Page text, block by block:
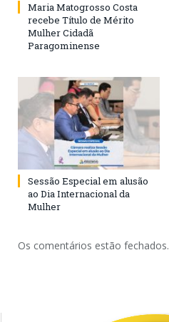
Maria Matogrosso Costa
recebe Título de Mérito
Mulher Cidadã
Paragominense
Sessão Especial em alusão
ao Dia Internacional da
Mulher
Os comentários estão fechados.